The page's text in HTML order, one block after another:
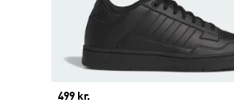
Price
499 kr.